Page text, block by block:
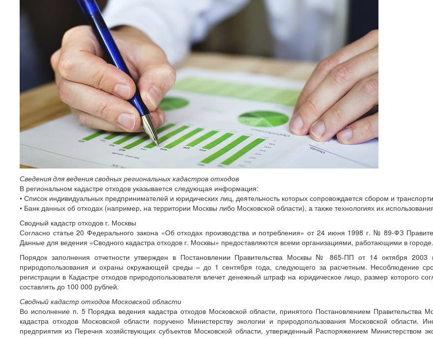
Сведения для ведения сводных региональных кадастров отходов
В региональном кадастре отходов указывается следующая информация:
• Список индивидуальных предпринимателей и юридических лиц, деятельность которых сопровождается сбором и
• Банк данных об отходах (например, на территории Москвы либо Московской области), а также технологиях их
Сводный кадастр отходов г. Москвы
Согласно статье 20 Федерального закона «Об отходах производства и потребления» от 24 июня 1998 г. № 89-ФЗ
Данные для ведения «Сводного кадастра отходов г. Москвы» предоставляются всеми организациями, работающими в городе.
Порядок заполнения отчетности утвержден в Постановлении Правительства Москвы № 865-ПП от 14 октября 2003
природопользования и охраны окружающей среды – до 1 сентября года, следующего за расчетным. Несоблюдение
регистрации в Кадастре отходов природопользователя влечет денежный штраф на юридическое лицо, размер которого
составлять до 100 000 рублей.
Сводный кадастр отходов Московской области
Во исполнение п. 5 Порядка ведения кадастра отходов Московской области, принятого Постановлением Правительства
кадастра отходов Московской области поручено Министерству экологии и природопользования Московской
предприятия из Перечня хозяйствующих субъектов Московской области, утвержденный Распоряжением